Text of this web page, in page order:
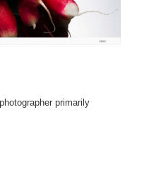
primarily